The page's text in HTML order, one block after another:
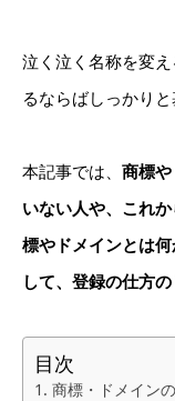
泣く泣く名称を変
るならばしっかり
本記事では、 商標
いない人や、これ
標やドメインとは
して、登録の仕方
目次
商標・ドメイン